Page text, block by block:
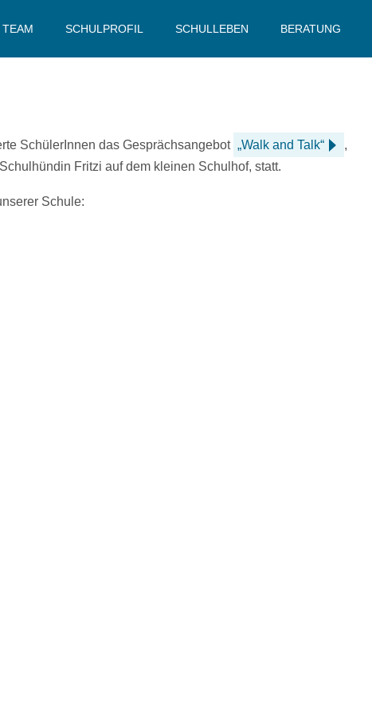
TEAM SCHULPROFIL SCHULLEBEN BERATUNG
SchülerInnen das Gesprächsangebot „Walk and Talk“
,
Schulhündin Fritzi auf dem kleinen Schulhof, statt.
Schule: